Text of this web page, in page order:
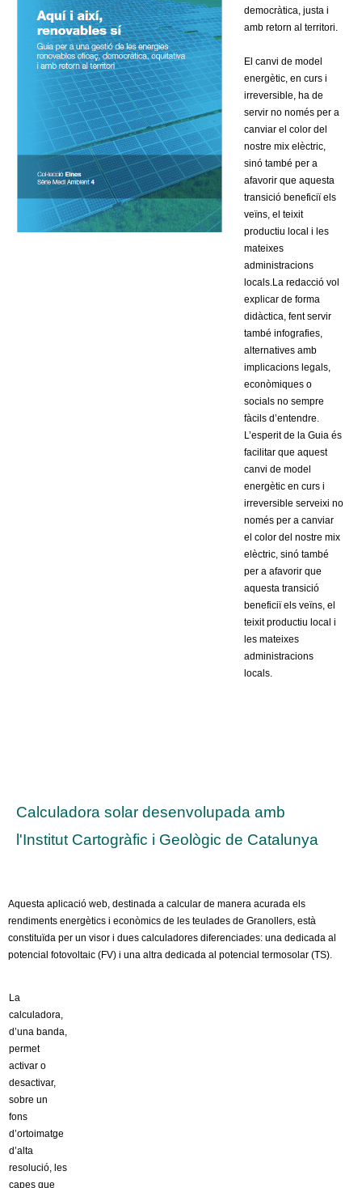
democràtica, justa i
amb retorn al territori.
El canvi de model
energètic, en curs i
irreversible, ha de
servir no només per a
canviar el color del
nostre mix elèctric,
sinó també per a
afavorir que aquesta
transició beneficiï els
veïns, el teixit
productiu local i les
mateixes
administracions
locals.La redacció vol
explicar de forma
didàctica, fent servir
també infografies,
alternatives amb
implicacions legals,
econòmiques o
socials no sempre
fàcils d’entendre.
L’esperit de la Guia és
facilitar que aquest
canvi de model
energètic en curs i
irreversible serveixi no
només per a canviar
el color del nostre mix
elèctric, sinó també
per a afavorir que
aquesta transició
beneficiï els veïns, el
teixit productiu local i
les mateixes
administracions
locals.
Calculadora solar desenvolupada amb
l'Institut Cartogràfic i Geològic de Catalunya
Aquesta aplicació web, destinada a calcular de manera acurada els
rendiments energètics i econòmics de les teulades de Granollers, està
constituïda per un visor i dues calculadores diferenciades: una dedicada al
potencial fotovoltaic (FV) i una altra dedicada al potencial termosolar (TS).
La
calculadora,
d’una banda,
permet
activar o
desactivar,
sobre un
fons
d’ortoimatge
d’alta
resolució, les
capes que